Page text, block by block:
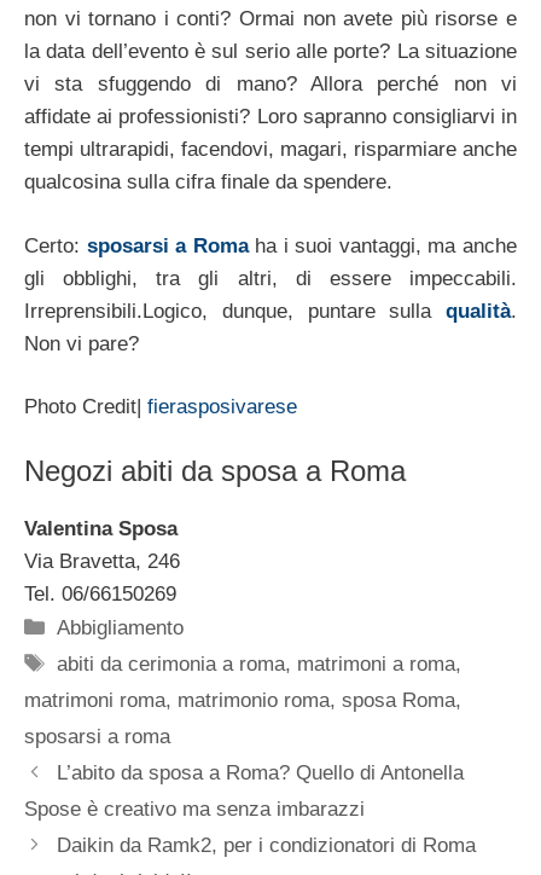
non vi tornano i conti? Ormai non avete più risorse e
la data dell’evento è sul serio alle porte? La situazione
vi sta sfuggendo di mano? Allora perché non vi
affidate ai professionisti? Loro sapranno consigliarvi in
tempi ultrarapidi, facendovi, magari, risparmiare anche
qualcosina sulla cifra finale da spendere.
Certo: sposarsi a Romaha i suoi vantaggi, ma anche
gli obblighi, tra gli altri, di essere impeccabili.
Irreprensibili.Logico, dunque, puntare sulla qualità.
Non vi pare?
Photo Credit| fierasposivarese
Negozi abiti da sposa a Roma
Valentina Sposa
Via Bravetta, 246
Tel. 06/66150269
Categorie
Abbigliamento
Tag
abiti da cerimonia a roma, matrimoni a roma,
matrimoni roma, matrimonio roma, sposa Roma,
sposarsi a roma
L’abito da sposa a Roma? Quello di Antonella
Spose è creativo ma senza imbarazzi
Daikin da Ramk2, per i condizionatori di Roma